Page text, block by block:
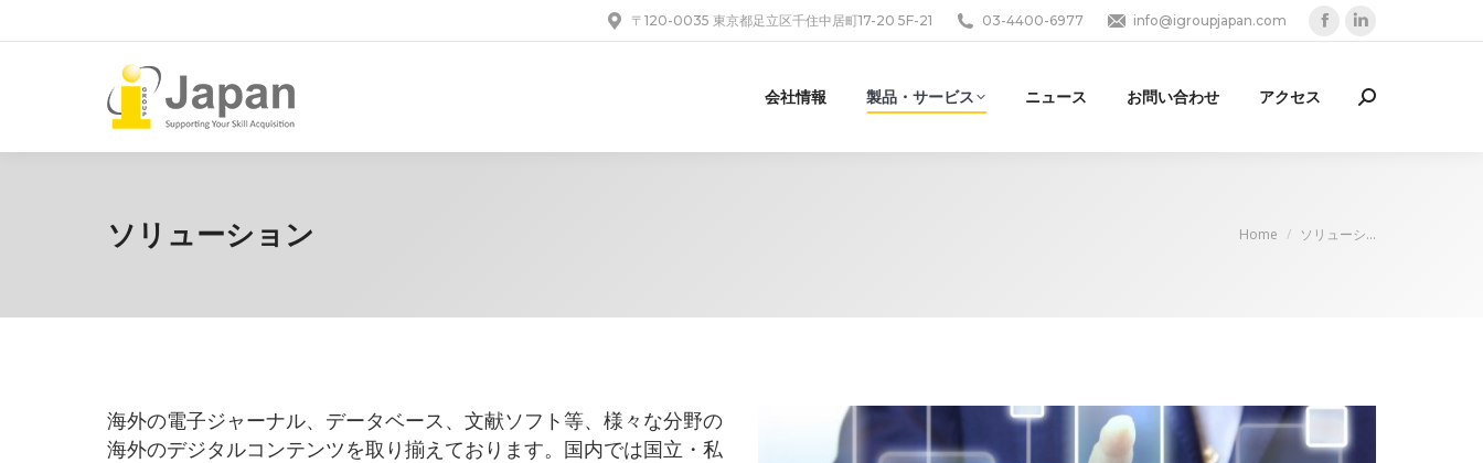
〒120-0035 東京都足立区千住中居町17-20 5F-21 03-4400-6977 info@igroupjapan.com
opensopens
会社情報 製品・サービス ニュース お問い合わせ アクセス Search:
ソリューション You are here:
Home ソリューシ…
海外の電子ジャーナル、データベース、文献ソフト等、様々な分野の
海外のデジタルコンテンツを取り揃えております。国内では国立・私